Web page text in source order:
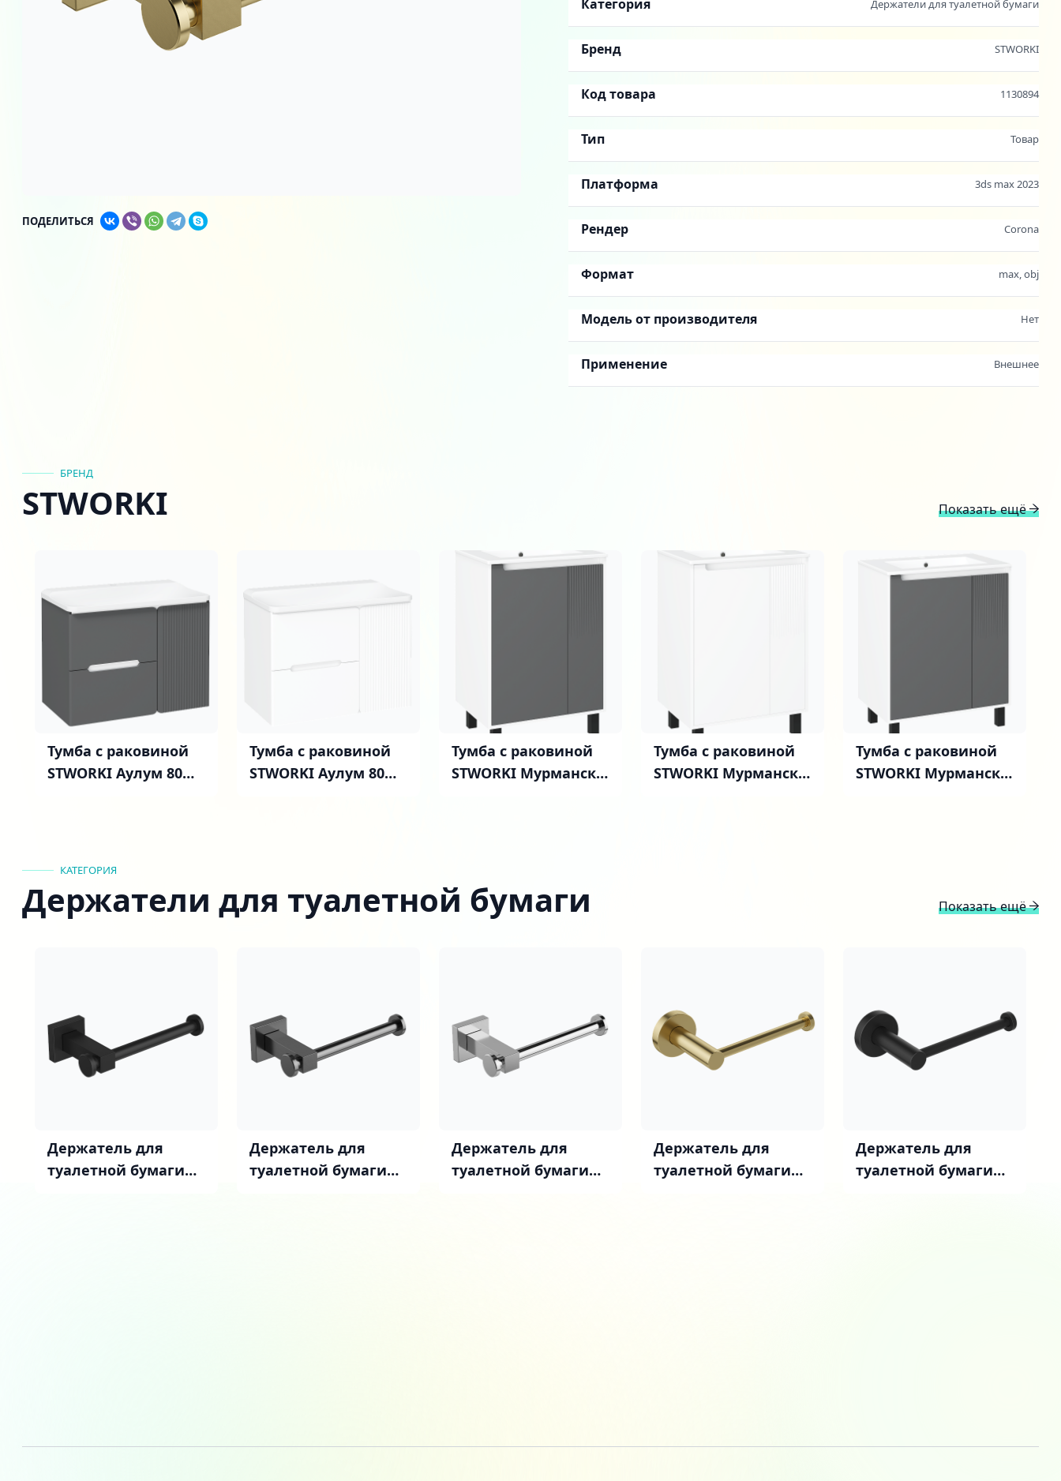
ПОДЕЛИТЬСЯ
Категория Держатели для туалетной бумаги
Бренд STWORKI
Код товара 1130894
Тип Товар
Платформа 3ds max 2023
Рендер Corona
Формат max, obj
Модель от производителя Нет
Применение Внешнее
БРЕНД
STWORKI Показать ещё
Тумба с раковиной
STWORKI Аулум 80
Тумба с раковиной
STWORKI Аулум 80
Тумба с раковиной
STWORKI Мурманск
Тумба с раковиной
STWORKI Мурманск
Тумба с раковиной
STWORKI Мурманск
КАТЕГОРИЯ
Держатели для туалетной бумаги Показать ещё
Держатель для
туалетной бумаги
Держатель для
туалетной бумаги
Держатель для
туалетной бумаги
Держатель для
туалетной бумаги
Держатель для
туалетной бумаги